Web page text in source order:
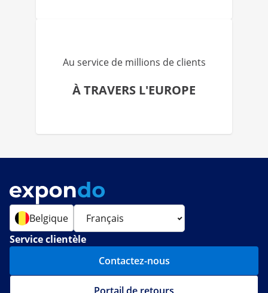
Au service de millions de clients
À TRAVERS L'EUROPE
Belgique
Service clientèle
Contactez-nous